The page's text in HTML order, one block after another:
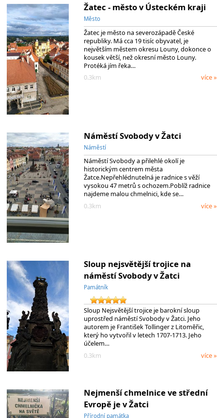
Žatec - město v Ústeckém kraji
Město
Žatec je město na severozápadě České
republiky. Má cca 19 tisíc obyvatel, je
největším městem okresu Louny, dokonce o
kousek větší, než okresní město Louny.
Protéká jím řeka…
0.3km
více »
Náměstí Svobody v Žatci
Náměstí
Náměstí Svobody a přilehlé okolí je
historickým centrem města
Žatce.Nepřehlédnutelná je radnice s věží
vysokou 47 metrů s ochozem.Poblíž radnice
najdeme malou chmelnici, kde se…
0.3km
více »
Sloup nejsvětější trojice na
náměstí Svobody v Žatci
Památník
Sloup Nejsvětější trojice je barokní sloup
uprostřed náměstí Svobody v Žatci. Jeho
autorem je František Tollinger z Litoměřic,
který ho vytvořil v letech 1707-1713. Jeho
účelem…
0.3km
více »
Nejmenší chmelnice ve střední
Evropě je v Žatci
Přírodní památka